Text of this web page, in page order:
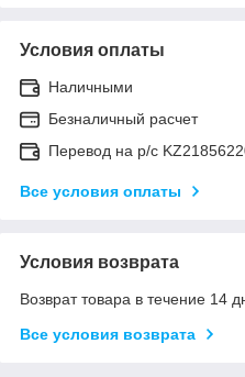
Условия оплаты
Наличными
Безналичный расчет
Перевод на р/с
Все условия оплаты
Условия возврата
Возврат товара в течение 14
Все условия возврата